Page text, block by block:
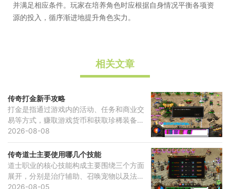
并满足相应条件。玩家在培养角色时应根据自身情况平衡各项资
源的投入，循序渐进地提升角色实力。
相关文章
传奇打金新手攻略
打金是指通过游戏内的活动、任务和商业交
易等方式，赚取游戏货币和获取珍稀装备等
虚拟财产，提高角色财富水平的过程，它是
一种系统化的游戏内资源积累方式，理解其
核心机制是
2026-08-08
传奇道士主要使用哪几个技能
道士职业的核心技能构成主要围绕三个方面
展开，分别是治疗辅助、召唤宠物以及法术
攻击。治愈术是道士最基础且不可替代的治
2026-08-05